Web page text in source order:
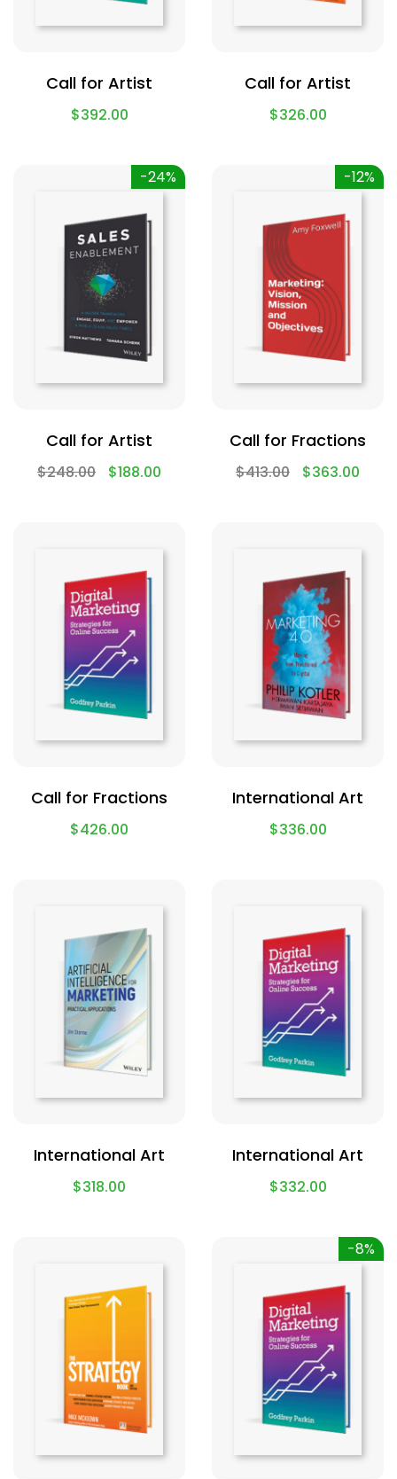
Call for Artist
$392.00
Call for Artist
$326.00
-24%
Call for Artist
$248.00 $188.00
-12%
Call for Fractions
$413.00 $363.00
Call for Fractions
$426.00
International Art
$336.00
International Art
$318.00
International Art
$332.00
-8%